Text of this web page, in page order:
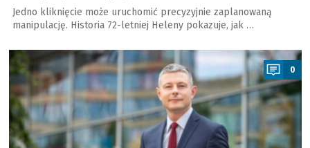
Jedno kliknięcie może uruchomić precyzyjnie zaplanowaną
manipulację. Historia 72-letniej Heleny pokazuje, jak …
a
0